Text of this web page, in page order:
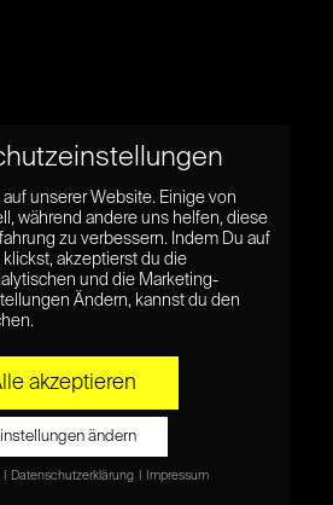
unserer Website. Einige von
während andere uns helfen, diese
zu verbessern. Indem Du auf
akzeptierst du die
und die Marketing-
Ändern, kannst du den
akzeptieren
ändern
Datenschutzerklärung Impressum